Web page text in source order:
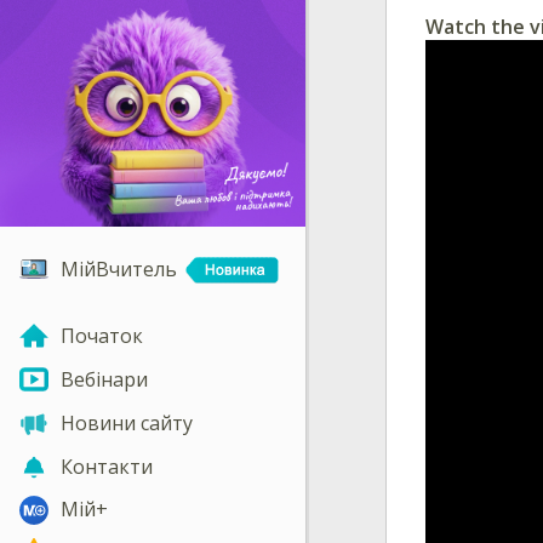
МійВчитель
Початок
Вебінари
Новини сайту
Контакти
Мій+
Watch the